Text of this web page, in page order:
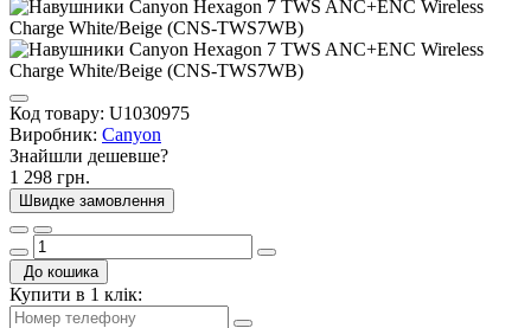
Код товару: U1030975
Виробник: Canyon
Знайшли дешевше?
1 298 грн.
Швидке замовлення
До кошика
Купити в 1 клік: